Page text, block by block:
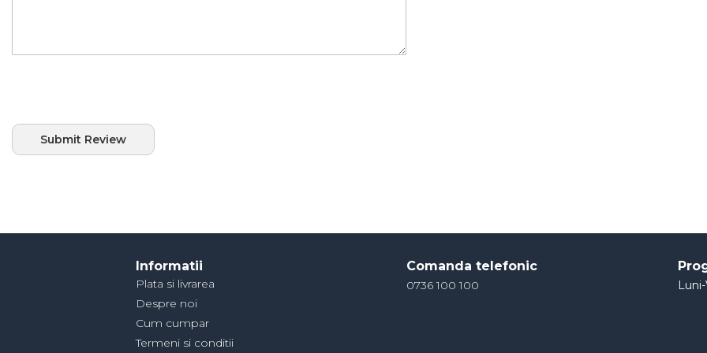
Submit Review
Informatii
Plata si livrarea
Despre noi
Cum cumpar
Termeni si conditii
Comanda telefonic
0736 100 100